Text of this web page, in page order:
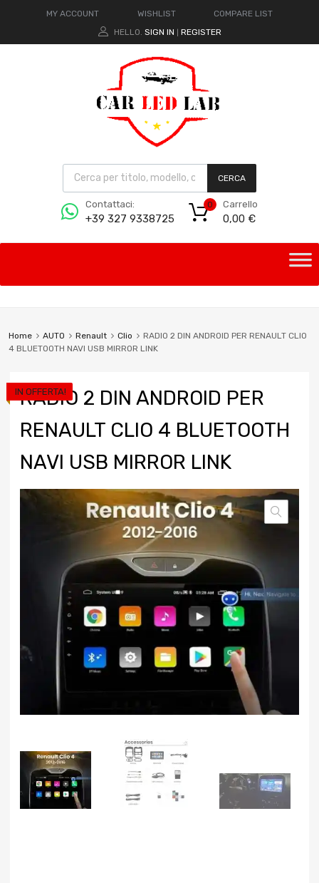
MY ACCOUNT WISHLIST
COMPARE LIST
HELLO. SIGN IN REGISTER
CERCA
Contattaci:
+39 327 9338725
Carrello
0,00 €
0
Home AUTO Renault Clio
RADIO 2 DIN ANDROID PER RENAULT CLIO
4 BLUETOOTH NAVI USB MIRROR LINK
RADIO 2 DIN ANDROID PER
RENAULT CLIO 4 BLUETOOTH
NAVI USB MIRROR LINK
IN OFFERTA!